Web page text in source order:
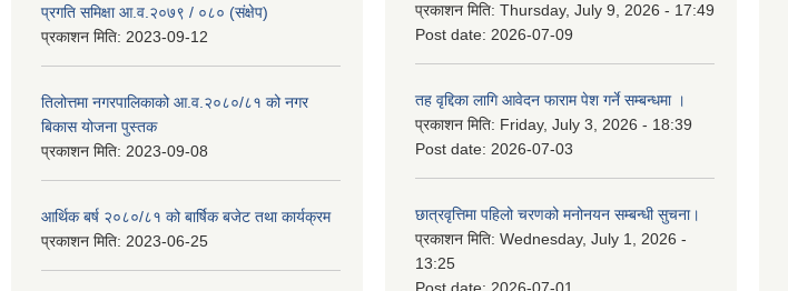
प्रगति समिक्षा आ.व.२०७९ / ०८० (संक्षेप)
प्रकाशन मिति: 2023-09-12
तिलोत्तमा नगरपालिकाको आ.व.२०८०/८१ को नगर
बिकास योजना पुस्तक
प्रकाशन मिति: 2023-09-08
आर्थिक बर्ष २०८०/८१ को बार्षिक बजेट तथा कार्यक्रम
प्रकाशन मिति: 2023-06-25
प्रकाशन मिति: Thursday, July 9, 2026 - 17:49
Post date: 2026-07-09
तह वृद्दिका लागि आवेदन फाराम पेश गर्ने सम्बन्धमा ।
प्रकाशन मिति: Friday, July 3, 2026 - 18:39
Post date: 2026-07-03
छात्रवृत्तिमा पहिलो चरणको मनोनयन सम्बन्धी सुचना।
प्रकाशन मिति: Wednesday, July 1, 2026 -
13:25